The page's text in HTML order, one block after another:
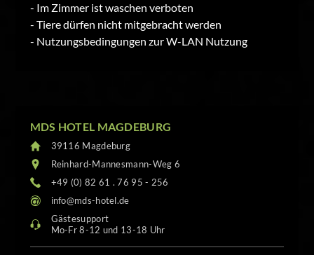
- Im Zimmer ist waschen verboten
- Tiere dürfen nicht mitgebracht werden
- Nutzungsbedingungen zur W-LAN Nutzung
MDS HOTEL MAGDEBURG
39116 Magdeburg
Reinhard-Mannesmann-Weg 6
+49 (0) 82 61 . 76 95 - 256
info@mds-hotel.de
Gästesupport
Mo-Fr 8-12 und 13-18 Uhr